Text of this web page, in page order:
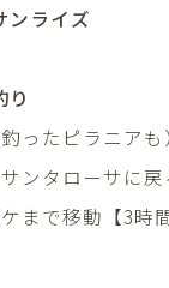
ンライズ
り
ったピラニアも
ンタローサに戻
まで移動【3時